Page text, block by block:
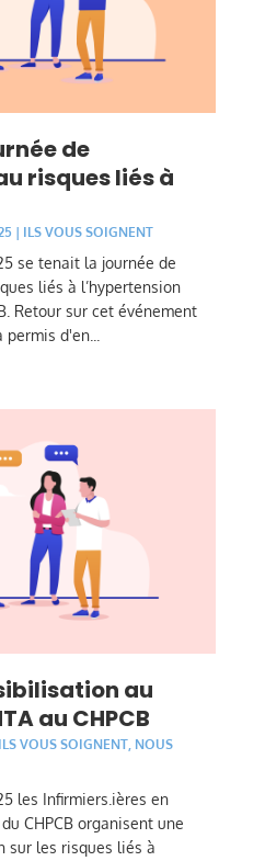
de
risques liés à
| ILS VOUS SOIGNENT
se tenait la journée de
liés à l’hypertension
Retour sur cet événement
d'en...
au
au CHPCB
ILS VOUS SOIGNENT, NOUS
les Infirmiers.ières en
CHPCB organisent une
sur les risques liés à